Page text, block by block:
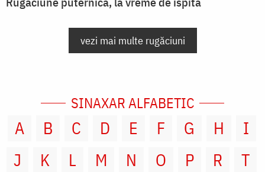
vezi mai multe rugăciuni
SINAXAR ALFABETIC
A B C D E F G H
I
J
K L M N O P R
T